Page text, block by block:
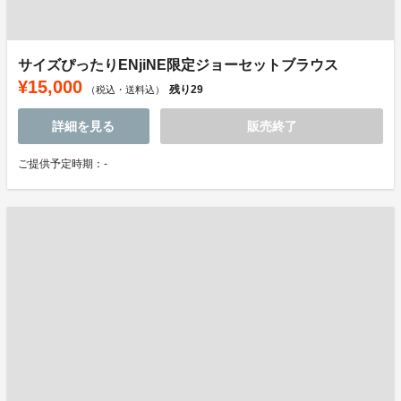
サイズぴったりENjiNE限定ジョーセットブラウス
¥15,000 （税込・送料込） 残り29
詳細を見る 販売終了
ご提供予定時期：-